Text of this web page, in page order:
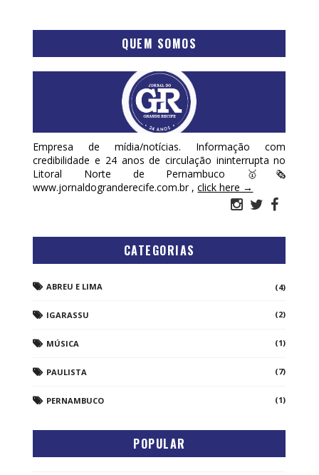
QUEM SOMOS
Empresa de mídia/notícias. Informação com
credibilidade e 24 anos de circulação ininterrupta no
Litoral Norte de Pernambuco 🥇🗞
www.jornaldogranderecife.com.br ,click here →
CATEGORIAS
ABREU E LIMA (4)
IGARASSU (2)
MÚSICA (1)
PAULISTA (7)
PERNAMBUCO (1)
POPULAR